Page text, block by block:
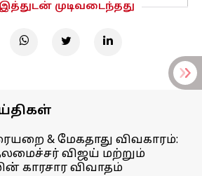
முடிவடைந்தது
& மேகதாது விவகாரம்:
விஜய் மற்றும்
காரசார விவாதம்